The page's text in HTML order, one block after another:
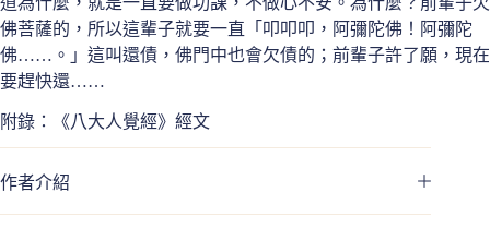
佛菩薩的，所以這輩子就要一直「叩叩叩，阿彌陀佛！阿彌陀
佛……。」這叫還債，佛門中也會欠債的；前輩子許了願，現在
要趕快還……
附錄：《八大人覺經》經文
作者介紹